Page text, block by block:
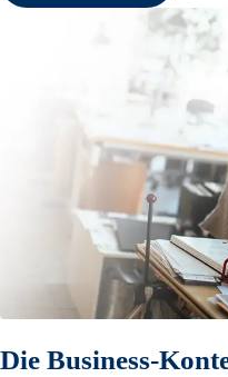
Die Business-